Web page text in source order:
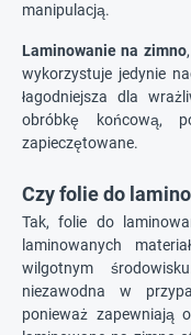
manipulacją.
Laminowanie na zimno
wykorzystuje jedynie
łagodniejsza dla
obróbkę końcową,
zapieczętowane.
Czy folie do
Tak, folie do
laminowanych
wilgotnym
niezawodna w
ponieważ zapewniają